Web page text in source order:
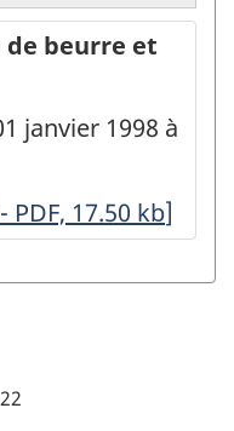
de beurre et
janvier 1998 à
PDF, 17.50 kb]